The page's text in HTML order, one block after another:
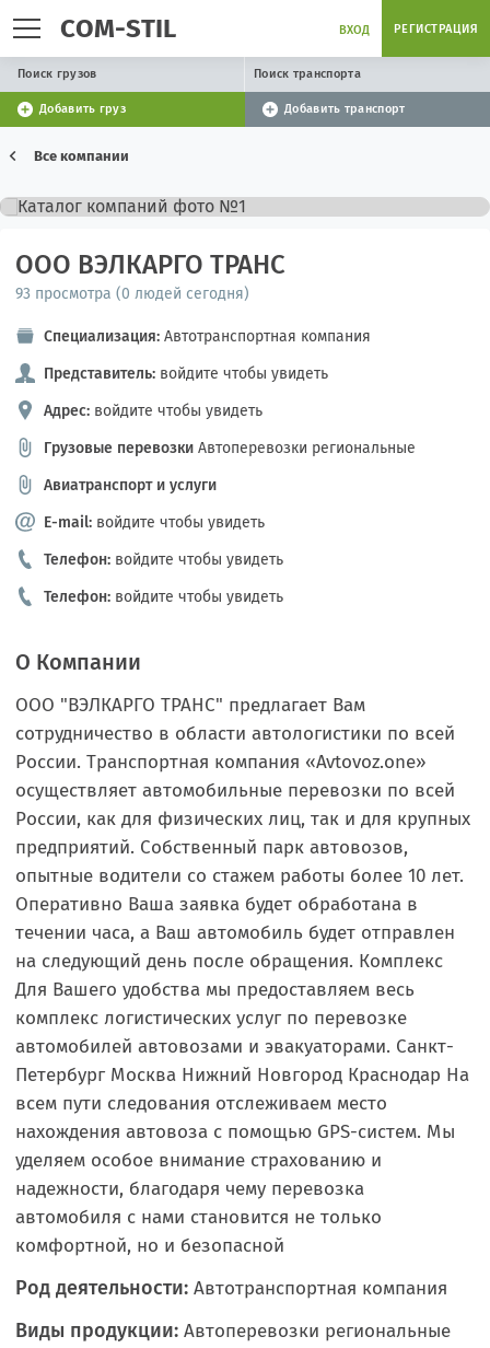
COM-STIL ВХОД РЕГИСТРАЦИЯ
Поиск грузов Поиск транспорта
Добавить груз Добавить транспорт
Все компании
ООО ВЭЛКАРГО ТРАНС
93 просмотра (0 людей сегодня)
Специализация: Автотранспортная компания
Представитель: войдите чтобы увидеть
Адрес: войдите чтобы увидеть
Грузовые перевозки Автоперевозки региональные
Авиатранспорт и услуги
E-mail: войдите чтобы увидеть
Телефон: войдите чтобы увидеть
Телефон: войдите чтобы увидеть
О Компании
ООО "ВЭЛКАРГО ТРАНС" предлагает Вам
сотрудничество в области автологистики по всей
России. Транспортная компания «Avtovoz.one»
осуществляет автомобильные перевозки по всей
России, как для физических лиц, так и для крупных
предприятий. Собственный парк автовозов,
опытные водители со стажем работы более 10 лет.
Оперативно Ваша заявка будет обработана в
течении часа, а Ваш автомобиль будет отправлен
на следующий день после обращения. Комплекс
Для Вашего удобства мы предоставляем весь
комплекс логистических услуг по перевозке
автомобилей автовозами и эвакуаторами. Санкт-
Петербург Москва Нижний Новгород Краснодар На
всем пути следования отслеживаем место
нахождения автовоза с помощью GPS-систем. Мы
уделяем особое внимание страхованию и
надежности, благодаря чему перевозка
автомобиля с нами становится не только
комфортной, но и безопасной
Род деятельности: Автотранспортная компания
Виды продукции: Автоперевозки региональные